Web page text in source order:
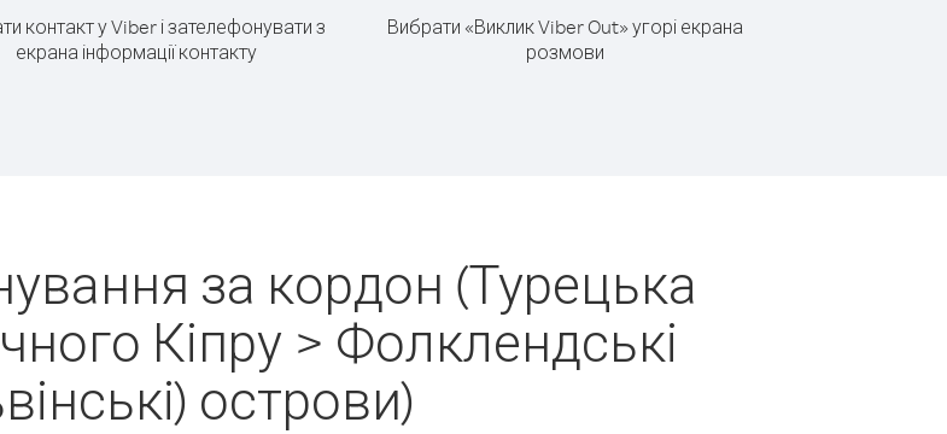
контакт у Viber і зателефонувати з
екрана інформації контакту
Вибрати «Виклик Viber Out» угорі екрана
розмови
за кордон (Турецька
Кіпру > Фолклендські
острови)